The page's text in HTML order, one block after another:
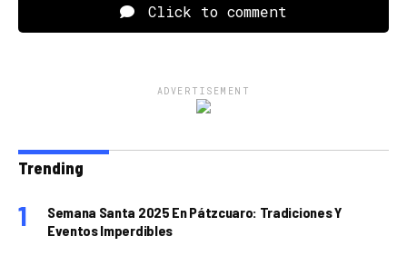
Click to comment
ADVERTISEMENT
Trending
Semana Santa 2025 En Pátzcuaro: Tradiciones Y
Eventos Imperdibles